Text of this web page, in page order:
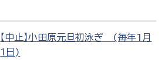
【中止】小田原元旦初泳ぎ (毎年1月
1日)